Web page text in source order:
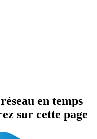
en temps
sur cette page